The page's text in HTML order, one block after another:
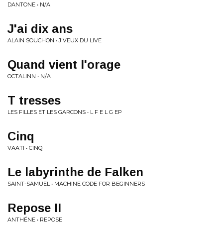
DANTONE • N/A
J'ai dix ans
ALAIN SOUCHON • J'VEUX DU LIVE
Quand vient l'orage
OCTALINN • N/A
T tresses
LES FILLES ET LES GARCONS • L F E L G EP
Cinq
VAATI • CINQ
Le labyrinthe de Falken
SAINT-SAMUEL • MACHINE CODE FOR BEGINNERS
Repose II
ANTHÉNE • REPOSE